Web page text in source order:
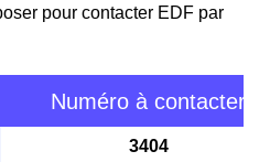
pour contacter EDF par
Numéro à contacter
3404